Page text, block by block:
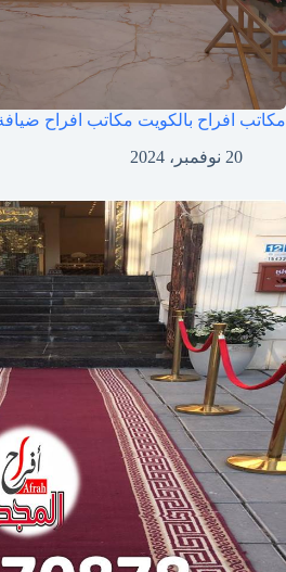
مكاتب افراح بالكويت مكاتب افراح
20 نوفمبر، 2024